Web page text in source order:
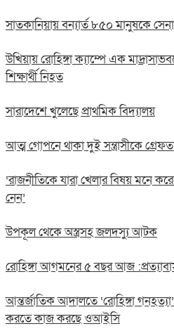
সাতকানিয়ায় বন্যার্ত ৮৫০ মানুষকে
উখিয়ায় রোহিঙ্গা ক্যাম্পে এক
শিক্ষার্থী নিহত
সারাদেশে খুলেছে প্রাথমিক বিদ্যালয়
আত্ম গোপনে থাকা দুই সন্ত্রাসীকে
‘রাজনীতিকে যারা খেলার বিষয় মনে
নেন’
উপকূল থেকে অস্ত্রসহ জলদস্যু আটক
রোহিঙ্গা আগমনের ৫ বছর আজ
আন্তর্জাতিক আদালতে ‘রোহিঙ্গা
করতে কাজ করছে ওআইসি